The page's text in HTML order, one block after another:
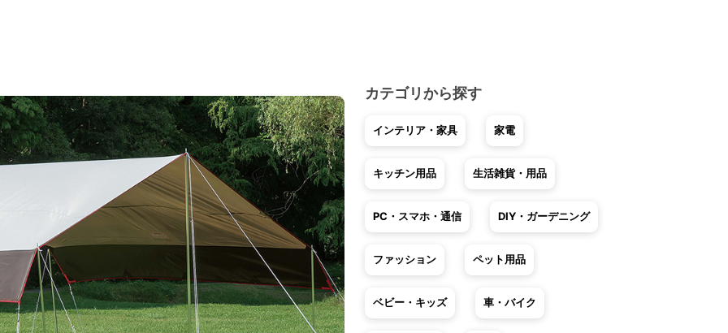
カテゴリから探す
インテリア・家具 家電
キッチン用品 生活雑貨・用品
PC・スマホ・通信 DIY・ガーデニング
ファッション ペット用品
ベビー・キッズ 車・バイク